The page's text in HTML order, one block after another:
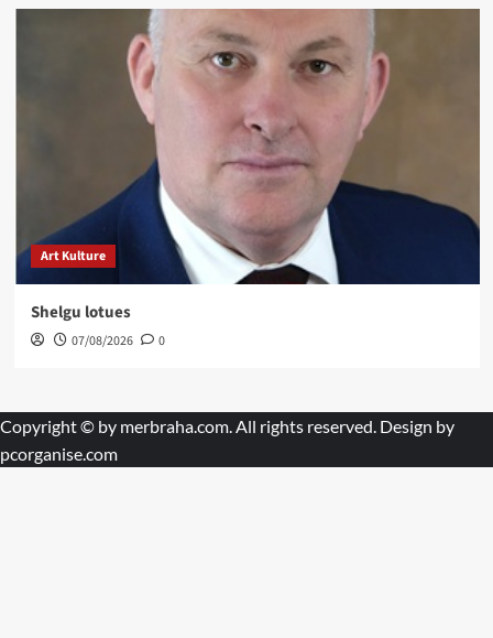
Art Kulture
Shelgu lotues
07/08/2026 0
Copyright © by merbraha.com . All rights reserved. Design by
pcorganise.com